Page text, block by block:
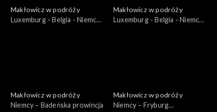
Makłowicz w podróży
Luxemburg - Belgia - Niemcy
Makłowicz w podróży
Luxemburg - Belgia - Niemcy
Makłowicz w podróży
Niemcy – Badeńska prowincja
Makłowicz w podróży
Niemcy – Fryburg